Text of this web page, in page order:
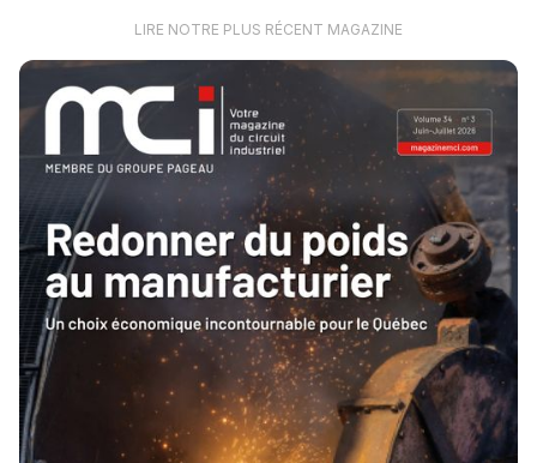
LIRE NOTRE PLUS RÉCENT MAGAZINE